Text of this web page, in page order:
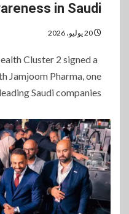
in Saudi
Cluster 2 signed a
Jamjoom Pharma, one
Saudi companies...